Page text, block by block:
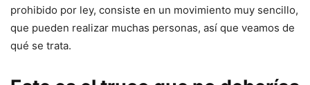
prohibido por ley, consiste en un movimiento muy sencillo,
que pueden realizar muchas personas, así que veamos de
qué se trata.